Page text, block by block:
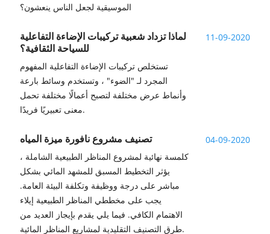
الموسيقية لجعل الناس ينعشون؟
11-09-2020
لماذا تزداد شعبية تركيبات الإضاءة التفاعلية
للسياحة الثقافية؟
تستخلص تركيبات الإضاءة التفاعلية المفهوم
المجرد لـ "الضوء" ، وتستخدم وسائط بارعة
وأنماط عرض مختلفة لتصبح أعمالًا مختلفة تحمل
معنى تعبيريًا فريدًا.
04-09-2020 تصنيف مشروع نافورة ميزة المياه
كلمسة نهائية لمشروع المناظر الطبيعية الشاملة ،
يؤثر التخطيط المسبق للمشهد المائي بشكل
مباشر على درجة ووظيفة وتكلفة البيئة العامة.
يجب على مخططي المناظر الطبيعية إيلاء
الاهتمام الكافي. فيما يلي يقدم بإيجاز العديد من
طرق التصنيف التقليدية لمشاريع المناظر المائية.